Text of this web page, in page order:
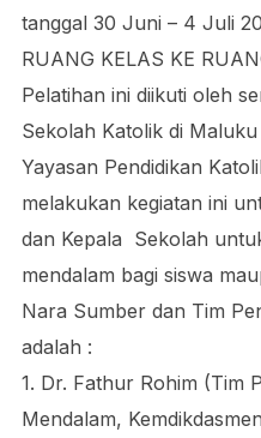
tanggal 30 Juni – 4 Juli
RUANG KELAS KE
Pelatihan ini diikuti oleh
Sekolah Katolik di
Yayasan Pendidikan
melakukan kegiatan ini
dan Kepala Sekolah
mendalam bagi siswa
Nara Sumber dan Tim
adalah :
1. Dr. Fathur Rohim (Tim
Mendalam,